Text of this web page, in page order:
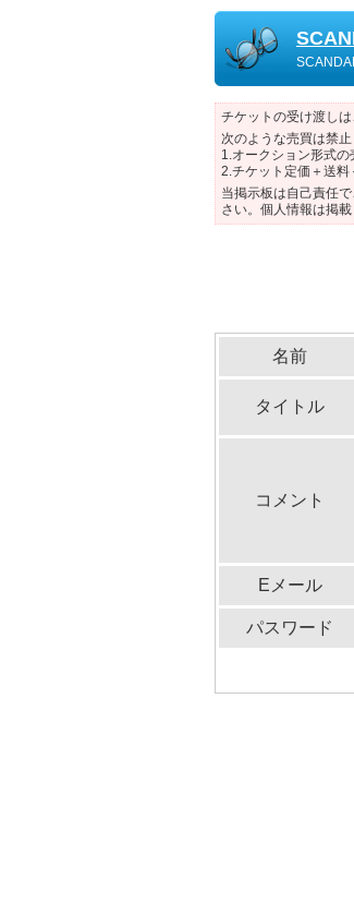
チケットの受け渡し
次のような売買は禁止
1.オークション形式の
2.チケット定価＋送
当掲示板は自己責任
さい。個人情報は掲載
名前
タイトル
コメント
Eメール
パスワード